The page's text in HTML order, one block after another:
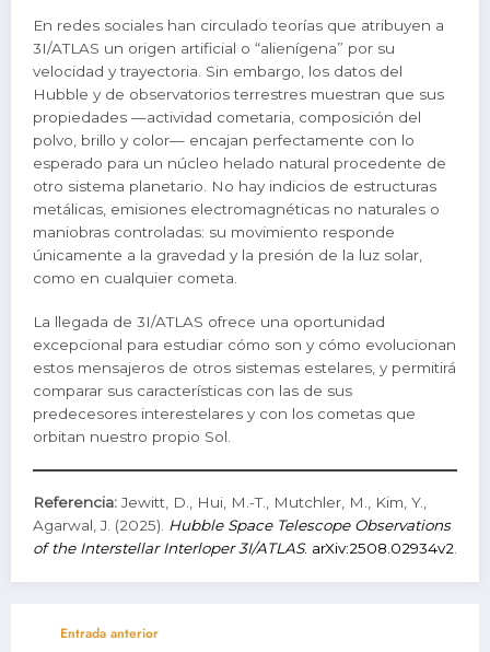
En redes sociales han circulado teorías que atribuyen a
3I/ATLAS un origen artificial o “alienígena” por su
velocidad y trayectoria. Sin embargo, los datos del
Hubble y de observatorios terrestres muestran que sus
propiedades —actividad cometaria, composición del
polvo, brillo y color— encajan perfectamente con lo
esperado para un núcleo helado natural procedente de
otro sistema planetario. No hay indicios de estructuras
metálicas, emisiones electromagnéticas no naturales o
maniobras controladas: su movimiento responde
únicamente a la gravedad y la presión de la luz solar,
como en cualquier cometa.
La llegada de 3I/ATLAS ofrece una oportunidad
excepcional para estudiar cómo son y cómo evolucionan
estos mensajeros de otros sistemas estelares, y permitirá
comparar sus características con las de sus
predecesores interestelares y con los cometas que
orbitan nuestro propio Sol.
Referencia: Jewitt, D., Hui, M.-T., Mutchler, M., Kim, Y.,
Agarwal, J. (2025). Hubble Space Telescope Observations
of the Interstellar Interloper 3I/ATLAS. arXiv:2508.02934v2.
Entrada anterior